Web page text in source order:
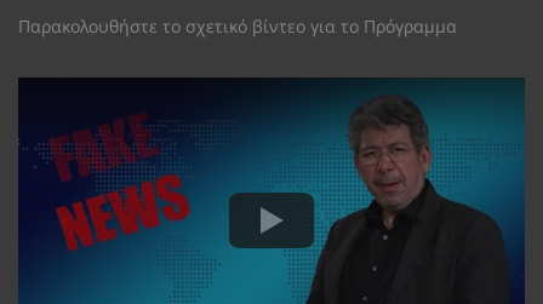
Παρακολουθήστε το σχετικό βίντεο για το Πρόγραμμα